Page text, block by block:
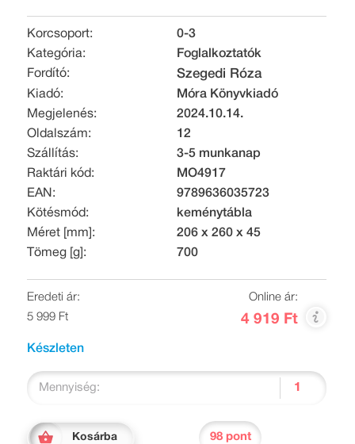
Korcsoport:
0-3
Kategória:
Foglalkoztatók
Fordító:
Szegedi Róza
Kiadó:
Móra Könyvkiadó
Megjelenés:
2024.10.14.
Oldalszám:
12
Szállítás:
3-5 munkanap
Raktári kód:
MO4917
EAN:
9789636035723
Kötésmód:
keménytábla
Méret [mm]:
206 x 260 x 45
Tömeg [g]:
700
Eredeti ár:
5 999 Ft
Online ár:
4 919 Ft
Készleten
Mennyiség:
Kosárba 98 pont